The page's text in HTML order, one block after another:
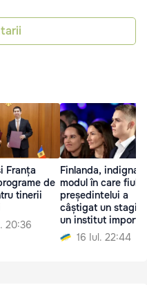
Franța
de
tinerii
20:36
Finlanda,
modul în care fiul
președintelui a
câștigat un stagiu
un institut
16 Iul. 22:44